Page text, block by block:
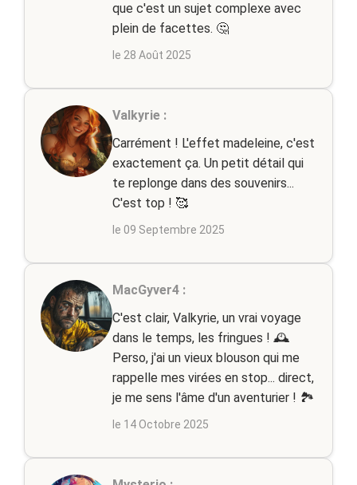
que c'est un sujet complexe avec
plein de facettes. 🤔
le 28 Août 2025
Valkyrie :
Carrément ! L'effet madeleine, c'est
exactement ça. Un petit détail qui
te replonge dans des souvenirs...
C'est top ! 🥰
le 09 Septembre 2025
MacGyver4 :
C'est clair, Valkyrie, un vrai voyage
dans le temps, les fringues ! 🕰️
Perso, j'ai un vieux blouson qui me
rappelle mes virées en stop... direct,
je me sens l'âme d'un aventurier ! 🏞️
le 14 Octobre 2025